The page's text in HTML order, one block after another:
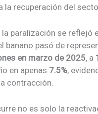
la recuperación del
la paralización se reflejó
banano pasó de
en marzo de 2025, a
en apenas 7.5%,
contracción.
no es solo la